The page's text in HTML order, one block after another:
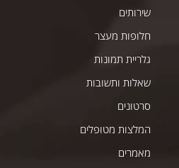
שירותים
חלופות מעצר
גלריית תמונות
שאלות ותשובות
סרטונים
המלצות מטופלים
מאמרים